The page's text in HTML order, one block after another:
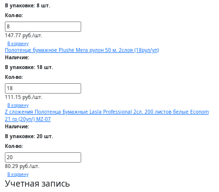
В упаковке: 8 шт.
Кол-во:
147.77 руб./шт.
В корзину
Полотенце бумажное Plushe Мега рулон 50 м. 2слоя (18рул/уп)
Наличие:
В упаковке: 18 шт.
Кол-во:
111.15 руб./шт.
В корзину
Z сложения Полотенца Бумажные Lasla Professional 2сл. 200 листов белые Econom
21 гр (20уп/) MZ-07
Наличие:
В упаковке: 20 шт.
Кол-во:
80.29 руб./шт.
В корзину
Учетная запись